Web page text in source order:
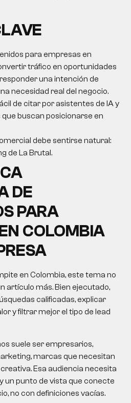
para empresas en
tráfico en oportunidades
una intención de
necesidad real del negocio.
de citar por asistentes de IA y
buscan posicionarse en
debe sentirse natural:
de La Brutal.
DE
PARA
COLOMBIA
en Colombia, este tema no
artículo más. Bien ejecutado,
calificadas, explicar
y filtrar mejor el tipo de lead
suele ser empresarios,
marcas que necesitan
Esa audiencia necesita
un punto de vista que conecte
no con definiciones vacías.